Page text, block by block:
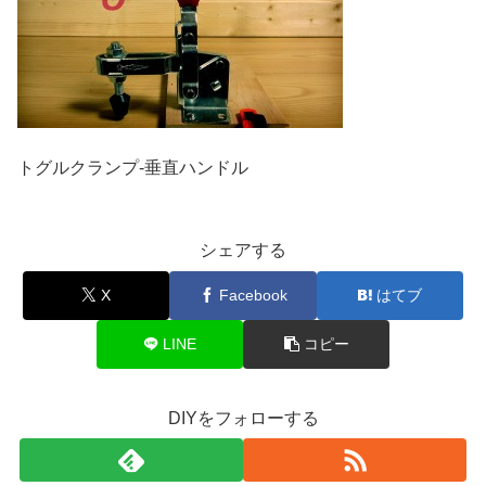
トグルクランプ-垂直ハンドル
シェアする
X Facebook はてブ
LINE コピー
DIYをフォローする